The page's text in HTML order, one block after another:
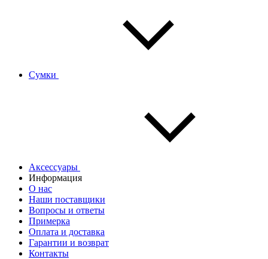
Сумки
Аксессуары
Информация
О нас
Наши поставщики
Вопросы и ответы
Примерка
Оплата и доставка
Гарантии и возврат
Контакты